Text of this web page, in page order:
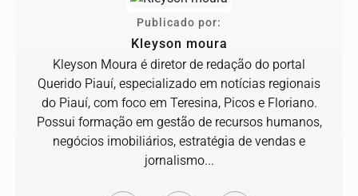
Publicado por:
Kleyson moura
Kleyson Moura é diretor de redação do portal
Querido Piauí, especializado em notícias regionais
do Piauí, com foco em Teresina, Picos e Floriano.
Possui formação em gestão de recursos humanos,
negócios imobiliários, estratégia de vendas e
jornalismo...